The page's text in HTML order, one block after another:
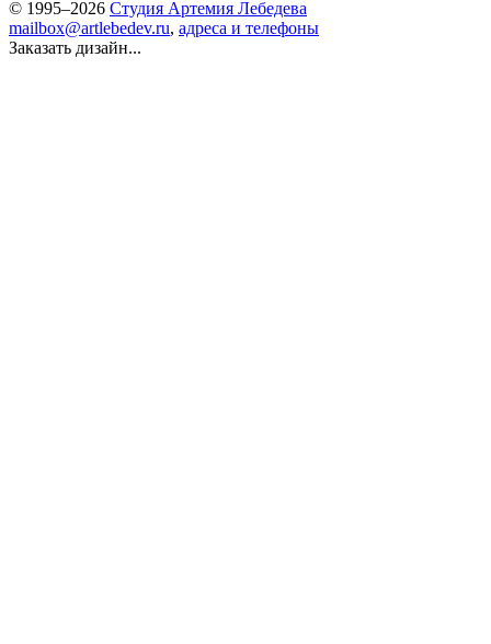
© 1995–2026 Студия Артемия Лебедева
mailbox@artlebedev.ru, адреса и телефоны
Заказать дизайн...